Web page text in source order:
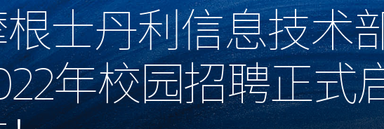
士丹利信息技术
年校园招聘正式